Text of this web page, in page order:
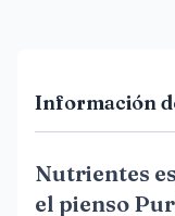
Información
Nutrientes
el pienso